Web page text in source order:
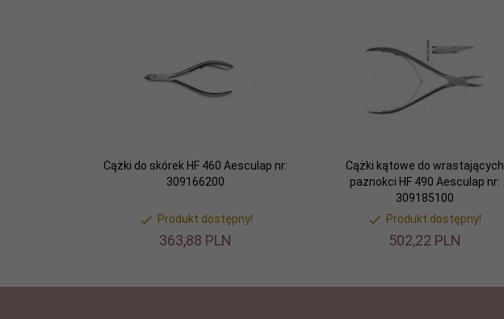
Cążki do skórek HF 460 Aesculap nr:
309166200
Produkt dostępny!
363,88 PLN
Cążki kątowe do wrastających
paznokci HF 490 Aesculap nr:
309185100
Produkt dostępny!
502,22 PLN